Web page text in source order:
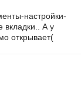
настройки-
вкладки.. А у
открывает(